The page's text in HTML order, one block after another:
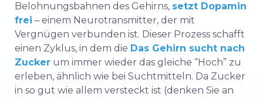
Belohnungsbahnen des Gehirns, setzt Dopamin
frei – einem Neurotransmitter, der mit
Vergnügen verbunden ist. Dieser Prozess schafft
einen Zyklus, in dem die Das Gehirn sucht nach
Zucker um immer wieder das gleiche “Hoch” zu
erleben, ähnlich wie bei Suchtmitteln. Da Zucker
in so gut wie allem versteckt ist (denken Sie an